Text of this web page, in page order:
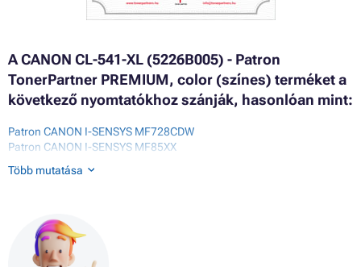
A CANON CL-541-XL (5226B005) - Patron
TonerPartner PREMIUM, color (színes) terméket a
következő nyomtatókhoz szánják, hasonlóan mint:
Patron CANON I-SENSYS MF728CDW
Patron CANON I-SENSYS MF85XX
Patron CANON MX395
Patron CANON MX510
Patron CANON MX515
Patron CANON MX525
Több mutatása